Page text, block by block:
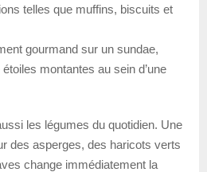
telles que muffins, biscuits et
gourmand sur un sundae,
montantes au sein d’une
les légumes du quotidien. Une
des asperges, des haricots verts
change immédiatement la